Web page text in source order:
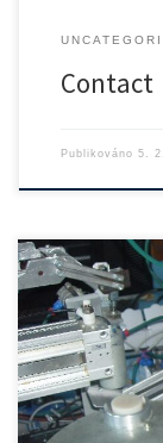
Contact
Publikováno 5.
Laboratoř
strojní v